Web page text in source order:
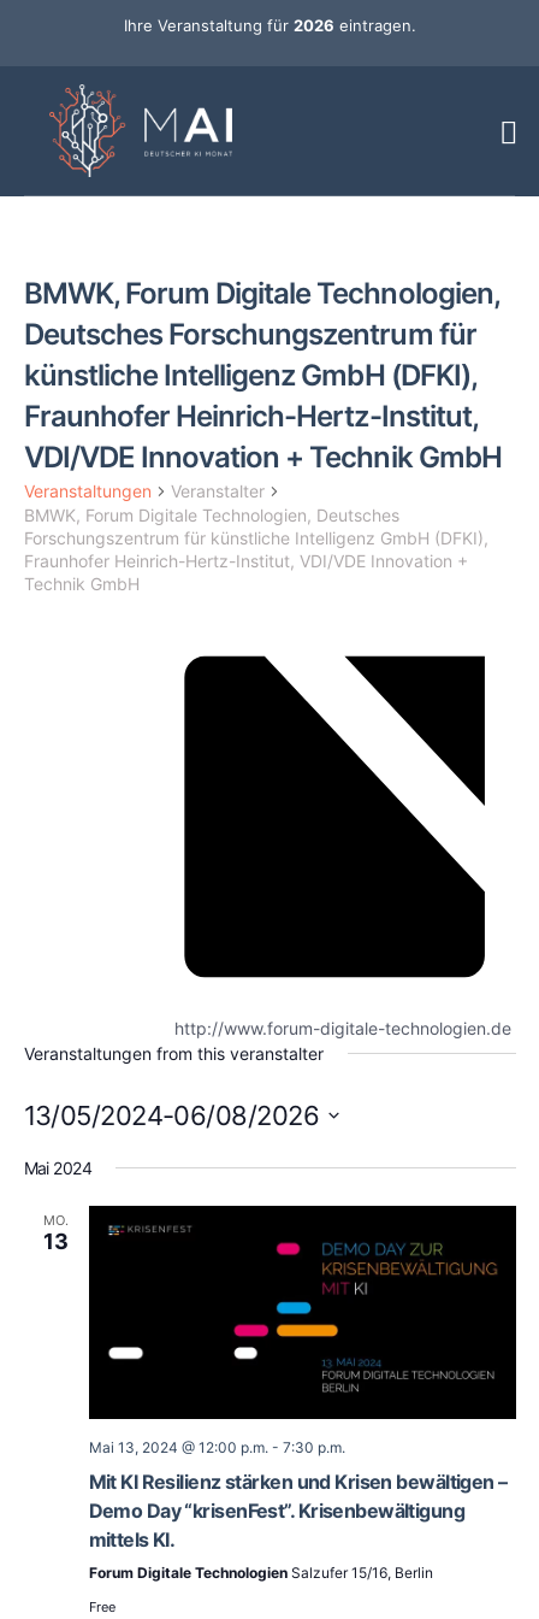
Ihre Veranstaltung für 2026 eintragen.
BMWK, Forum Digitale Technologien,
Deutsches Forschungszentrum für
künstliche Intelligenz GmbH (DFKI),
Fraunhofer Heinrich-Hertz-Institut,
VDI/VDE Innovation + Technik GmbH
Veranstaltungen
Veranstalter
BMWK, Forum Digitale Technologien, Deutsches
Forschungszentrum für künstliche Intelligenz GmbH (DFKI),
Fraunhofer Heinrich-Hertz-Institut, VDI/VDE Innovation +
Technik GmbH
http://www.forum-digitale-technologien.de
Veranstaltungen from this veranstalter
13/05/2024-06/08/2026
wählen.
Mai 2024
MO.
13
Mai 13, 2024 @ 12:00 p.m.- 7:30 p.m.
Mit KI Resilienz stärken und Krisen bewältigen –
Demo Day “krisenFest”. Krisenbewältigung
mittels KI.
Forum Digitale Technologien Salzufer 15/16, Berlin
Free